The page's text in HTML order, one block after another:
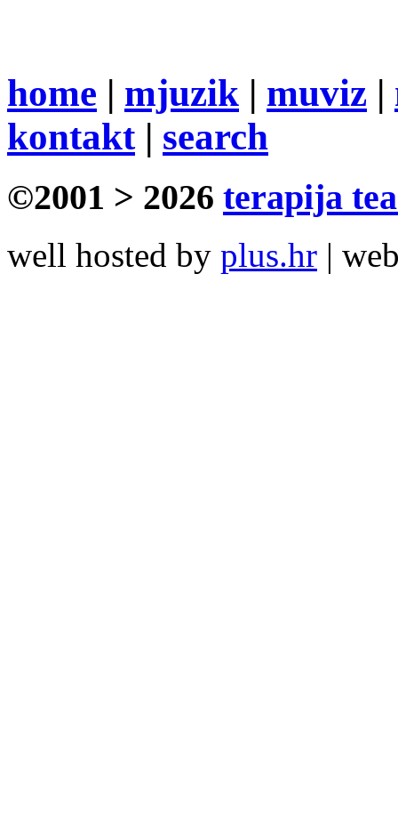
home | mjuzik | muviz |
kontakt| search
©2001 > 2026 terapija
well hosted by plus.hr |